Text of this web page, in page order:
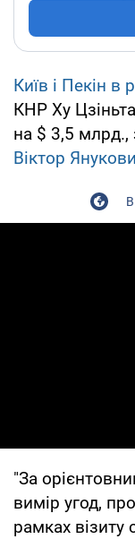
Київ і Пекін в
КНР Ху
на $ 3,5 млрд.,
Віктор
"За
вимір угод,
рамках візиту